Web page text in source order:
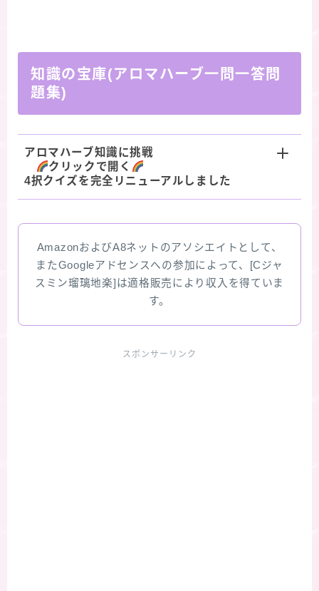
知識の宝庫(アロマハーブ一問一答問
題集)
アロマハーブ知識に挑戦
クリックで開く
4択クイズを完全リニューアルしました
AmazonおよびA8ネットのアソシエイトとして、
またGoogleアドセンスへの参加によって、[Cジャ
スミン瑠璃地楽]は適格販売により収入を得ていま
す。
スポンサーリンク